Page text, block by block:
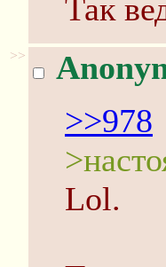
Так
>>
>>978
Lol.